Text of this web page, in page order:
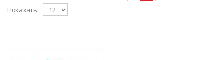
Показать: